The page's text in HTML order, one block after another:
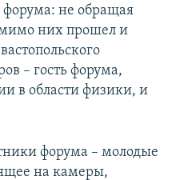
форума: не обращая
них прошел и
– гость форума,
в области физики, и
форума – молодые
на камеры,